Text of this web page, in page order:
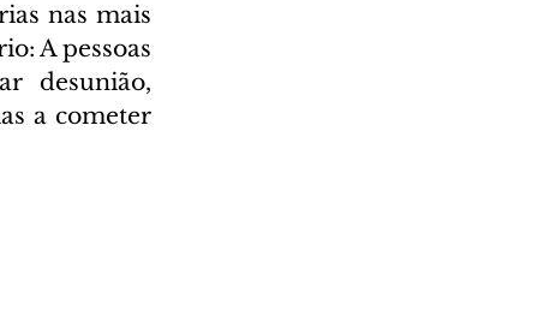
nas mais
A pessoas
desunião,
a cometer